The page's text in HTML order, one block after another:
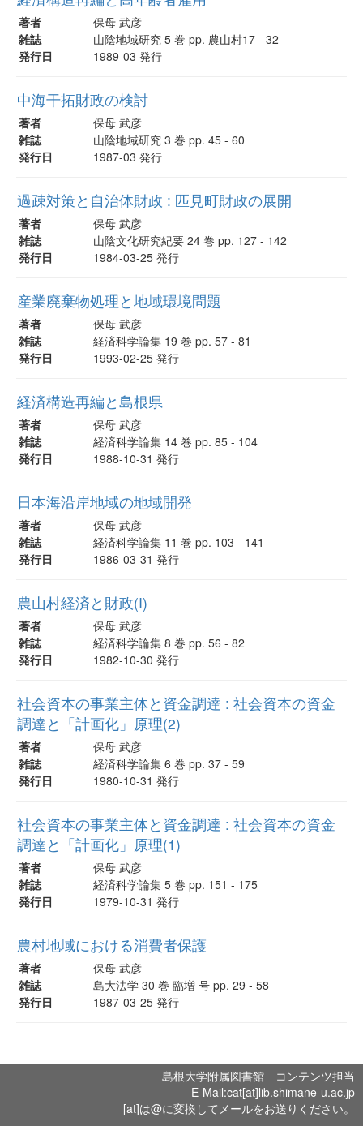
著者
保母 武彦
雑誌
山陰地域研究 5 巻 pp. 農山村17 - 32
発行日
1989-03 発行
中海干拓財政の検討
著者
保母 武彦
雑誌
山陰地域研究 3 巻 pp. 45 - 60
発行日
1987-03 発行
過疎対策と自治体財政 : 匹見町財政の展開
著者
保母 武彦
雑誌
山陰文化研究紀要 24 巻 pp. 127 - 142
発行日
1984-03-25 発行
産業廃棄物処理と地域環境問題
著者
保母 武彦
雑誌
経済科学論集 19 巻 pp. 57 - 81
発行日
1993-02-25 発行
経済構造再編と島根県
著者
保母 武彦
雑誌
経済科学論集 14 巻 pp. 85 - 104
発行日
1988-10-31 発行
日本海沿岸地域の地域開発
著者
保母 武彦
雑誌
経済科学論集 11 巻 pp. 103 - 141
発行日
1986-03-31 発行
農山村経済と財政(I)
著者
保母 武彦
雑誌
経済科学論集 8 巻 pp. 56 - 82
発行日
1982-10-30 発行
社会資本の事業主体と資金調達 : 社会資本の資金
調達と「計画化」原理(2)
著者
保母 武彦
雑誌
経済科学論集 6 巻 pp. 37 - 59
発行日
1980-10-31 発行
社会資本の事業主体と資金調達 : 社会資本の資金
調達と「計画化」原理(1)
著者
保母 武彦
雑誌
経済科学論集 5 巻 pp. 151 - 175
発行日
1979-10-31 発行
農村地域における消費者保護
著者
保母 武彦
雑誌
島大法学 30 巻 臨増 号 pp. 29 - 58
発行日
1987-03-25 発行
島根大学附属図書館 コンテンツ担当
E-Mail:cat[at]lib.shimane-u.ac.jp
[at]は@に変換してメールをお送りください。